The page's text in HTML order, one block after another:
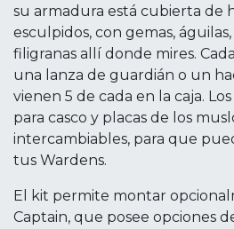
su armadura está cubierta de
esculpidos, con gemas,
filigranas allí donde mires.
una lanza de guardián o un
vienen 5 de cada en la caja.
para casco y placas de los
intercambiables, para que
tus Wardens.
El kit permite montar
Captain, que posee opciones